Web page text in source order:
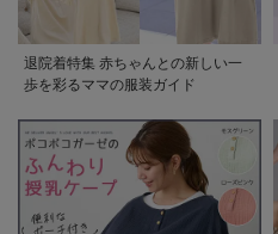
退院着特集 赤ちゃんとの新しい一
歩を彩るママの服装ガイド